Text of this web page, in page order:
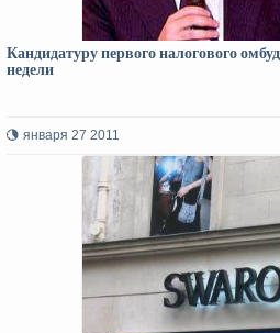
Кандидатуру первого налогового
недели
января 27 2011